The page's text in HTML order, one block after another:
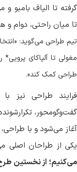
گرفته تا الیاف بامبو
تا میان راحتی، دوام و
تیم طراحی می‌گوید:
مغولی تا آلپاکای
طراحی کمک کند.»
فرایند طراحی نیز
گفت‌وگومحور،
آغاز می‌شود و با
یکی از طراحان اصلی
می‌کنیم؛ از نخستین